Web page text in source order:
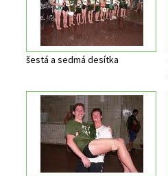
šestá a sedmá desítka